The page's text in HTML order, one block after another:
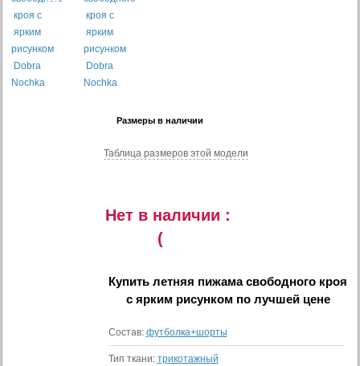
Размеры в наличии
Таблица размеров этой модели
Нет в наличии :
(
Купитьлетняя пижама свободного кроя
с ярким рисунком по лучшей цене
Состав: футболка+шорты
Тип ткани: трикотажный